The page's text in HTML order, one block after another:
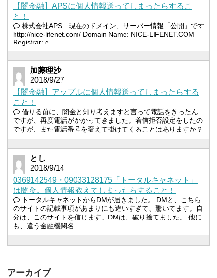
【闇金融】APSに個人情報送ってしまったらするこ
と！
株式会社APS 現在のドメイン、サーバー情報「公開」です
http://nice-lifenet.com/ Domain Name: NICE-LIFENET.COM
Registrar: e...
加藤理沙
2018/9/27
【闇金融】アップルに個人情報送ってしまったらする
こと！
借りる前に、闇金と知り考えますと言って電話をきったん
ですが、再度電話がかかってきました。着信拒否設定をしたの
ですが、また電話番号を変えて掛けてくることはありますか？
とし
2018/9/14
0369142549・09033128175「トータルキャネット」
は闇金。個人情報教えてしまったらすること！
トータルキャネットからDMが届きました。 DMと、こちら
のサイトの記載事項があまりにも違いすぎて、驚いてます。自
分は、このサイトを信じます。DMは、破り捨てました。 他に
も、違う金融機関名...
アーカイブ